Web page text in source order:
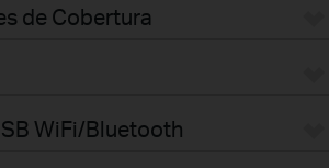
de Cobertura
WiFi/Bluetooth